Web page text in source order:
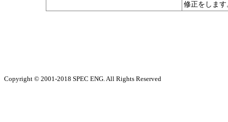
修正をします
Copyright © 2001-2018 SPEC ENG. All Rights Reserved